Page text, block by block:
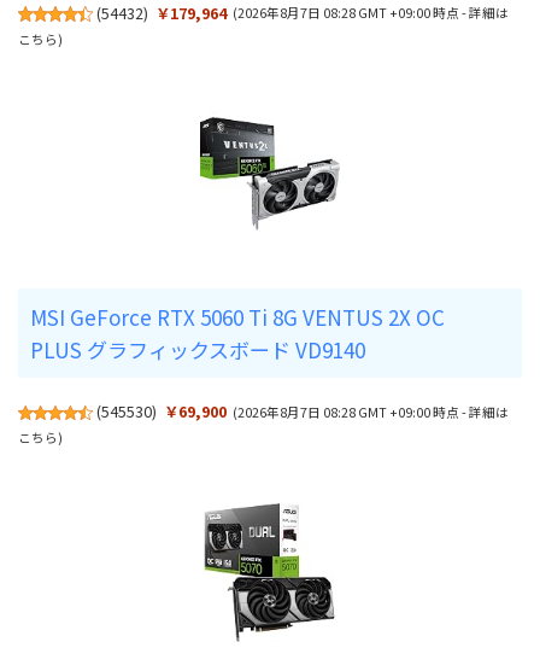
(54432) ￥179,964 (2026年8月7日 08:28 GMT +09:00 時点 -詳細は
こちら)
MSI GeForce RTX 5060 Ti 8G VENTUS 2X OC
PLUS グラフィックスボード VD9140
(545530) ￥69,900 (2026年8月7日 08:28 GMT +09:00 時点 -詳細は
こちら)